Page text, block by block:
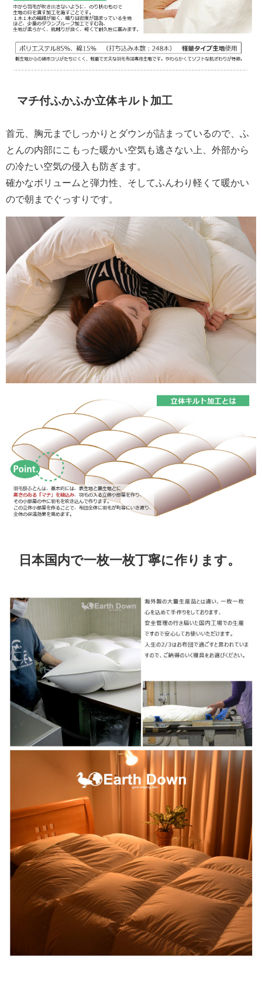
マチ付ふかふか立体キルト加工
首元、胸元までしっかりとダウンが詰まっているので、ふ
とんの内部にこもった暖かい空気も逃さない上、外部から
の冷たい空気の侵入も防ぎます。
確かなボリュームと弾力性、そしてふんわり軽くて暖かい
ので朝までぐっすりです。
日本国内で一枚一枚丁寧に作ります。